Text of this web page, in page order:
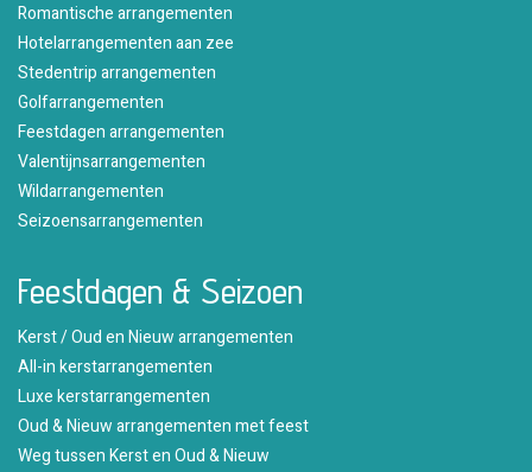
Romantische arrangementen
Hotelarrangementen aan zee
Stedentrip arrangementen
Golfarrangementen
Feestdagen arrangementen
Valentijnsarrangementen
Wildarrangementen
Seizoensarrangementen
Feestdagen & Seizoen
Kerst / Oud en Nieuw arrangementen
All-in kerstarrangementen
Luxe kerstarrangementen
Oud & Nieuw arrangementen met feest
Weg tussen Kerst en Oud & Nieuw